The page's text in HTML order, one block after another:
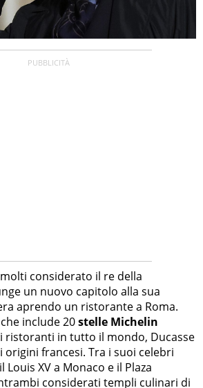
considerato il re della
un nuovo capitolo alla sua
aprendo un ristorante a Roma.
include 20stelle Michelin
ristoranti in tutto il mondo, Ducasse
origini francesi. Tra i suoi celebri
XV a Monaco e il Plaza
considerati templi culinari di